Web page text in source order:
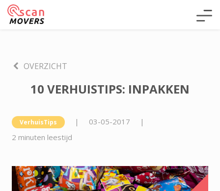
OVERZICHT
10 VERHUISTIPS: INPAKKEN
VerhuisTips | 03-05-2017
|
2 minuten leestijd